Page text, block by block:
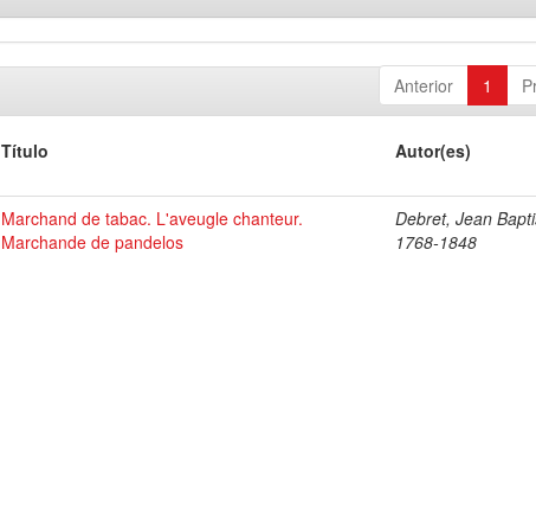
Anterior 1
Título Autor(es)
Marchand de tabac. L'aveugle chanteur.
Marchande de pandelos
Debret, Jean
1768-1848